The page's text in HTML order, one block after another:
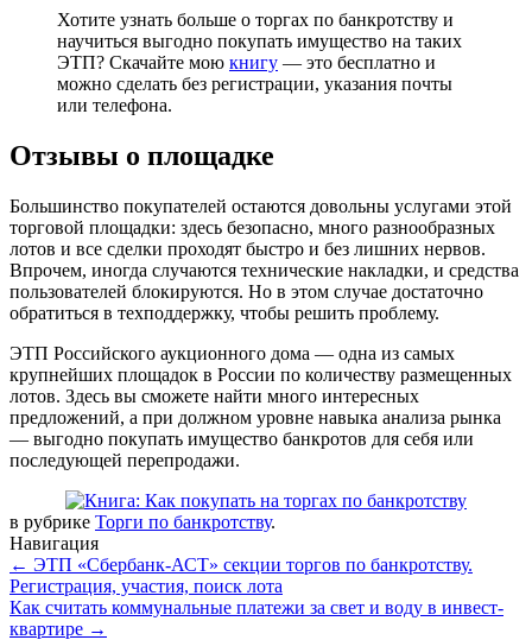
Хотите узнать больше о торгах по банкротству и
научиться выгодно покупать имущество на таких
ЭТП? Скачайте мою книгу — это бесплатно и
можно сделать без регистрации, указания почты
или телефона.
Отзывы о площадке
Большинство покупателей остаются довольны услугами этой
торговой площадки: здесь безопасно, много разнообразных
лотов и все сделки проходят быстро и без лишних нервов.
Впрочем, иногда случаются технические накладки, и средства
пользователей блокируются. Но в этом случае достаточно
обратиться в техподдержку, чтобы решить проблему.
ЭТП Российского аукционного дома — одна из самых
крупнейших площадок в России по количеству размещенных
лотов. Здесь вы сможете найти много интересных
предложений, а при должном уровне навыка анализа рынка
— выгодно покупать имущество банкротов для себя или
последующей перепродажи.
в рубрике Торги по банкротству.
Навигация
← ЭТП «Сбербанк-АСТ» секции торгов по банкротству.
Регистрация, участия, поиск лота
Как считать коммунальные платежи за свет и воду в инвест-
квартире →